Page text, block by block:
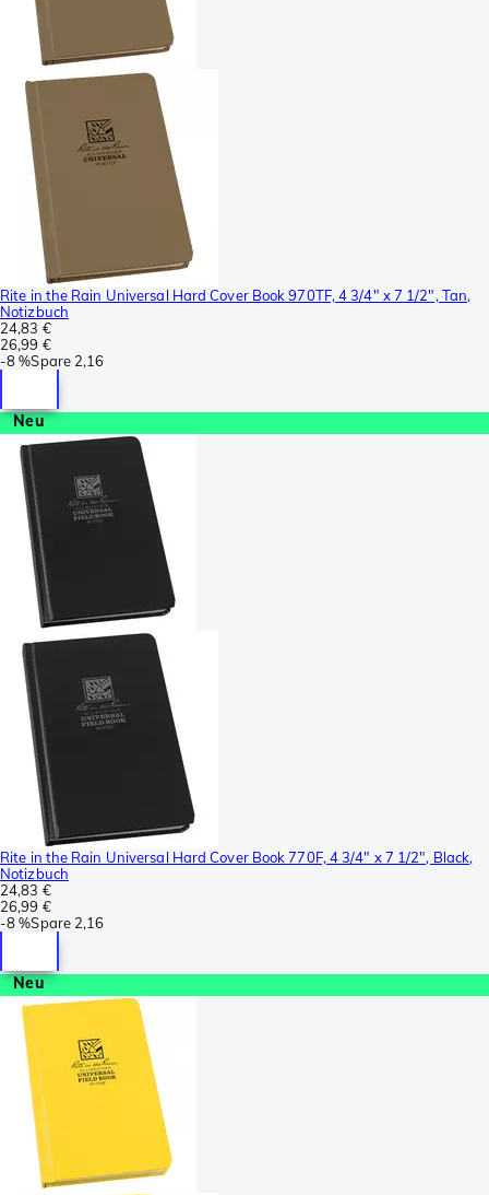
Rite in the Rain Universal Hard Cover Book 970TF, 4 3/4" x 7 1/2", Tan,
Notizbuch
24,83 €
26,99 €
-8 %Spare 2,16
Neu
Rite in the Rain Universal Hard Cover Book 770F, 4 3/4" x 7 1/2", Black,
Notizbuch
24,83 €
26,99 €
-8 %Spare 2,16
Neu